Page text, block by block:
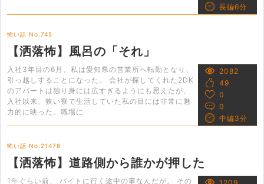
長編6分
怖い話 No.745
【洒落怖】風呂の「それ」
入社3年目の6月、私は愛知県の営業所へ転勤となり、
引っ越しすることになった。 会社が探してくれた2DK
のアパートは独り身には広すぎるようにも思えたが、
入社以来、狭い寮で生活していた私の目には非常に魅
力的に映った。職場に
2082
49
0
0
中編3分
怖い話 No.21478
【洒落怖】道路側から誰かが押した
1年ぐらい前、 バイトに行く途中の事なんだが。 その 1209